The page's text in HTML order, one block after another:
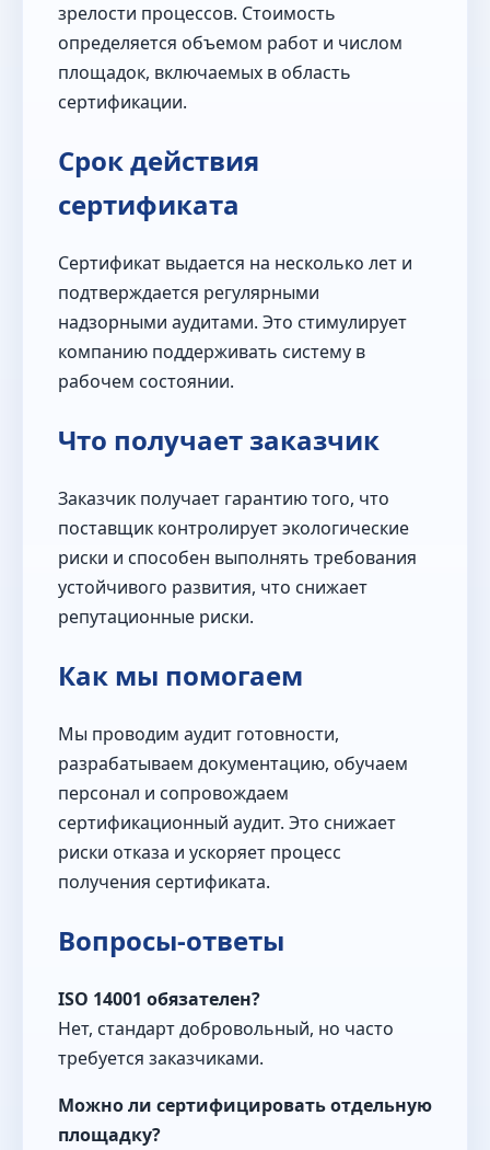
зрелости процессов. Стоимость
определяется объемом работ и числом
площадок, включаемых в область
сертификации.
Срок действия
сертификата
Сертификат выдается на несколько лет и
подтверждается регулярными
надзорными аудитами. Это стимулирует
компанию поддерживать систему в
рабочем состоянии.
Что получает заказчик
Заказчик получает гарантию того, что
поставщик контролирует экологические
риски и способен выполнять требования
устойчивого развития, что снижает
репутационные риски.
Как мы помогаем
Мы проводим аудит готовности,
разрабатываем документацию, обучаем
персонал и сопровождаем
сертификационный аудит. Это снижает
риски отказа и ускоряет процесс
получения сертификата.
Вопросы-ответы
ISO 14001 обязателен?
Нет, стандарт добровольный, но часто
требуется заказчиками.
Можно ли сертифицировать отдельную
площадку?